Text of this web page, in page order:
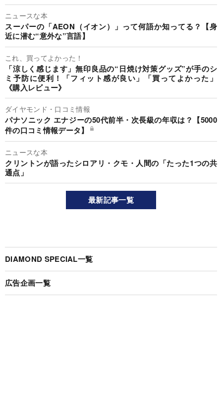
ニュースな本
スーパーの「AEON（イオン）」って何語か知ってる？【身
近に潜む“意外な”言語】
これ、買ってよかった！
「涼しく感じます」無印良品の“日焼け対策グッズ”が手のシ
ミ予防に便利！「フィット感が良い」「買ってよかった」
《購入レビュー》
ダイヤモンド・口コミ情報
パナソニック エナジーの50代前半・次長級の年収は？【5000
件の口コミ情報データ】
ニュースな本
クリントンが語ったシロアリ・クモ・人間の「たった1つの共
通点」
最新記事一覧
DIAMOND SPECIAL一覧
広告企画一覧